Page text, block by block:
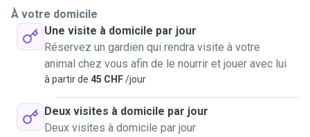
À votre domicile
Une visite à domicile par jour
Réservez un gardien qui rendra visite à votre
animal chez vous afin de le nourrir et jouer avec lui
à partir de 45 CHF/jour
Deux visites à domicile par jour
Deux visites à domicile par jour